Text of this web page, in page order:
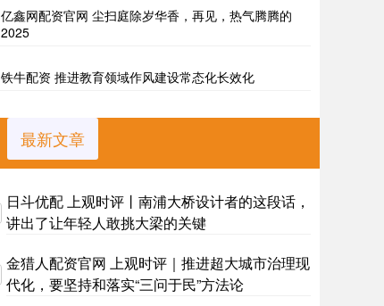
亿鑫网配资官网 尘扫庭除岁华香，再见，热气腾腾的
2025
铁牛配资 推进教育领域作风建设常态化长效化
最新文章
日斗优配 上观时评丨南浦大桥设计者的这段话，
讲出了让年轻人敢挑大梁的关键
金猎人配资官网 上观时评｜推进超大城市治理现
代化，要坚持和落实“三问于民”方法论